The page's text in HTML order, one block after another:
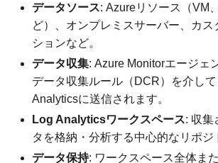
データソース: Azureリソース（VM
ど）、オンプレミスサーバー、カス
ションなど。
データ収集: Azure Monitorエージェ
データ収集ルール（DCR）を介し
Analyticsに送信されます。
Log Analyticsワークスペース: 収集
タを格納・分析する中心的なリポジ
データ保持: ワークスペース全体ま